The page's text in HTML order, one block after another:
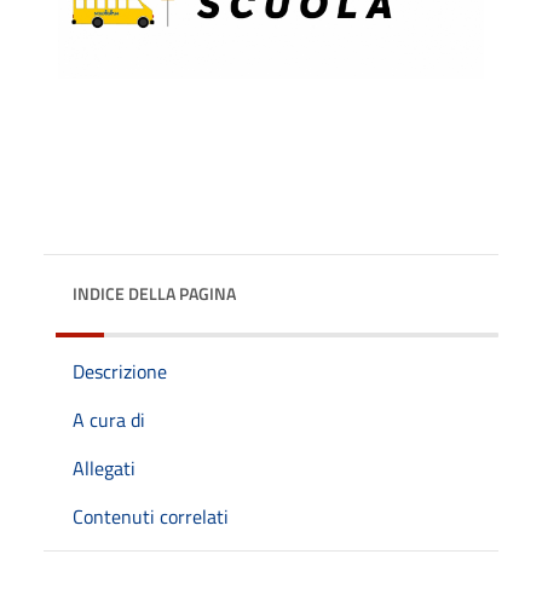
INDICE DELLA PAGINA
Descrizione
A cura di
Allegati
Contenuti correlati